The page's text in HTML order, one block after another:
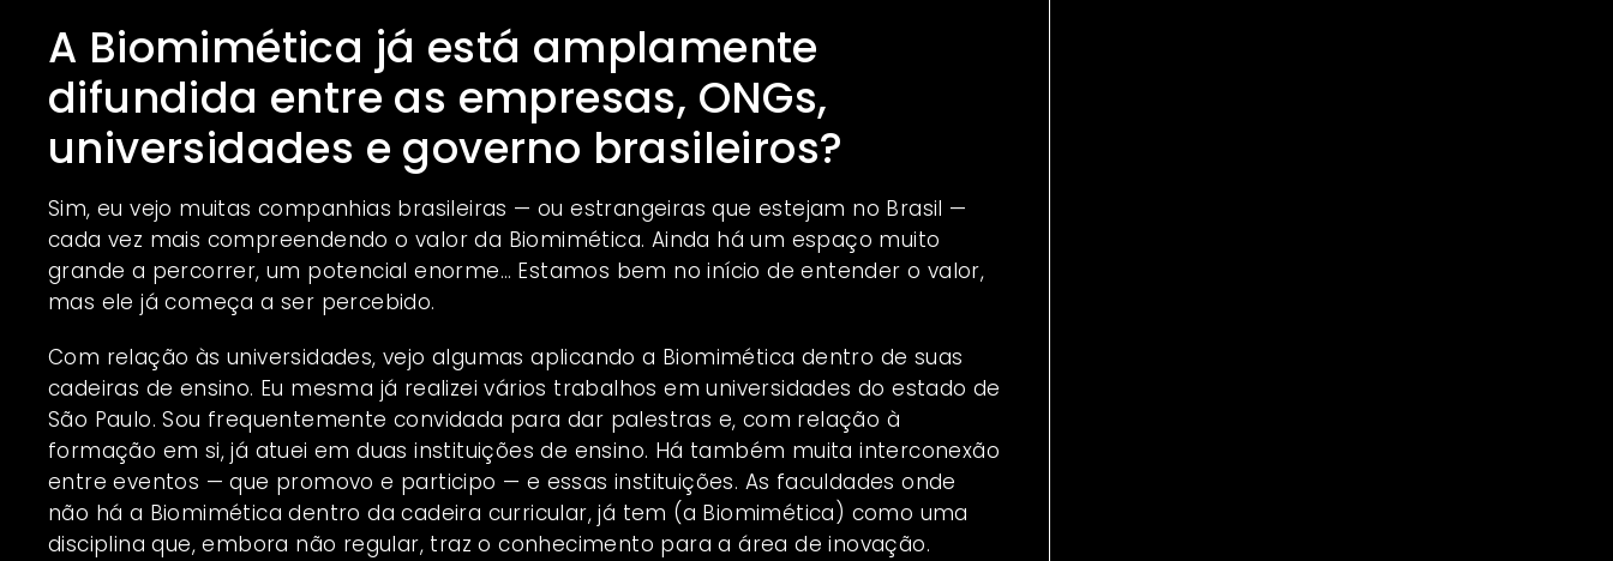
A Biomimética já está amplamente
difundida entre as empresas, ONGs,
universidades e governo brasileiros?
Sim, eu vejo muitas companhias brasileiras — ou estrangeiras que estejam no Brasil —
cada vez mais compreendendo o valor da Biomimética. Ainda há um espaço muito
grande a percorrer, um potencial enorme… Estamos bem no início de entender o valor,
mas ele já começa a ser percebido.
Com relação às universidades, vejo algumas aplicando a Biomimética dentro de suas
cadeiras de ensino. Eu mesma já realizei vários trabalhos em universidades do estado de
São Paulo. Sou frequentemente convidada para dar palestras e, com relação à
formação em si, já atuei em duas instituições de ensino. Há também muita interconexão
entre eventos — que promovo e participo — e essas instituições. As faculdades onde
não há a Biomimética dentro da cadeira curricular, já tem (a Biomimética) como uma
disciplina que, embora não regular, traz o conhecimento para a área de inovação.